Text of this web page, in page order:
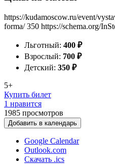
https://kudamoscow.ru/event/
forma/ 350 https://schema.org/
Льготный: 400 ₽
Взрослый: 700 ₽
Детский: 350 ₽
5+
Купить билет
1 нравится
1985 просмотров
Добавить в календарь
Google Calendar
Outlook.com
Скачать .ics